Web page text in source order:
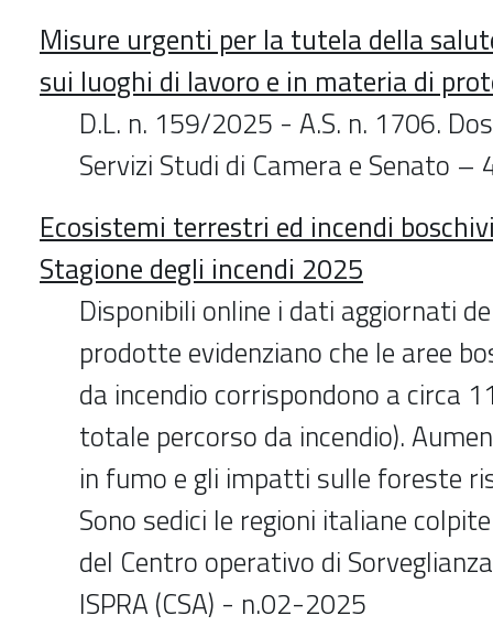
Misure urgenti per la tutela della
sui luoghi di lavoro e in materia di
D.L. n. 159/2025 - A.S. n. 1706.
Servizi Studi di Camera e Senato –
Ecosistemi terrestri ed incendi
Stagione degli incendi 2025
Disponibili online i dati aggiornati
prodotte evidenziano che le aree
da incendio corrispondono a circa
totale percorso da incendio).
in fumo e gli impatti sulle foreste
Sono sedici le regioni italiane
del Centro operativo di
ISPRA (CSA) - n.02-2025